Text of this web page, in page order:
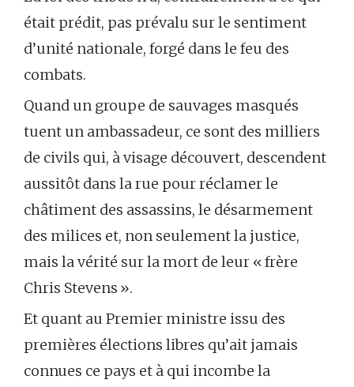
était prédit, pas prévalu sur le sentiment
d’unité nationale, forgé dans le feu des
combats.
Quand un groupe de sauvages masqués
tuent un ambassadeur, ce sont des milliers
de civils qui, à visage découvert, descendent
aussitôt dans la rue pour réclamer le
châtiment des assassins, le désarmement
des milices et, non seulement la justice,
mais la vérité sur la mort de leur « frère
Chris Stevens ».
Et quant au Premier ministre issu des
premières élections libres qu’ait jamais
connues ce pays et à qui incombe la